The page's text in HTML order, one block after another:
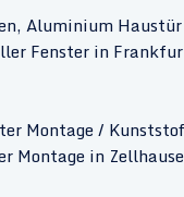
Aluminium
Fenster in
Montage /
Montage in